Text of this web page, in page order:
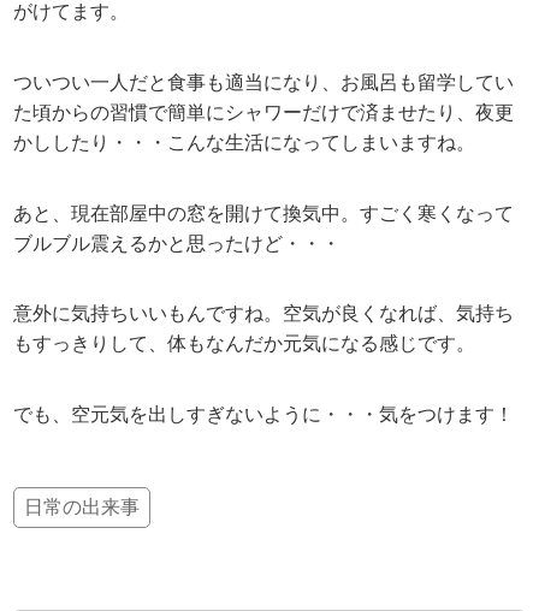
がけてます。
ついつい一人だと食事も適当になり、お風呂も留学してい
た頃からの習慣で簡単にシャワーだけで済ませたり、夜更
かししたり・・・こんな生活になってしまいますね。
あと、現在部屋中の窓を開けて換気中。すごく寒くなって
ブルブル震えるかと思ったけど・・・
意外に気持ちいいもんですね。空気が良くなれば、気持ち
もすっきりして、体もなんだか元気になる感じです。
でも、空元気を出しすぎないように・・・気をつけます！
日常の出来事